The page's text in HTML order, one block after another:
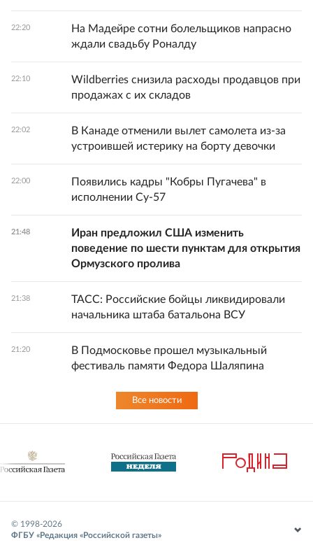
22:20
На Мадейре сотни болельщиков напрасно
ждали свадьбу Роналду
22:10
Wildberries снизила расходы продавцов при
продажах с их складов
22:02
В Канаде отменили вылет самолета из-за
устроившей истерику на борту девочки
22:00
Появились кадры "Кобры Пугачева" в
исполнении Су-57
21:48
Иран предложил США изменить
поведение по шести пунктам для открытия
Ормузского пролива
21:38
ТАСС: Российские бойцы ликвидировали
начальника штаба батальона ВСУ
21:20
В Подмосковье прошел музыкальный
фестиваль памяти Федора Шаляпина
Все новости
© 1998-2026
ФГБУ «Редакция «Российской газеты»